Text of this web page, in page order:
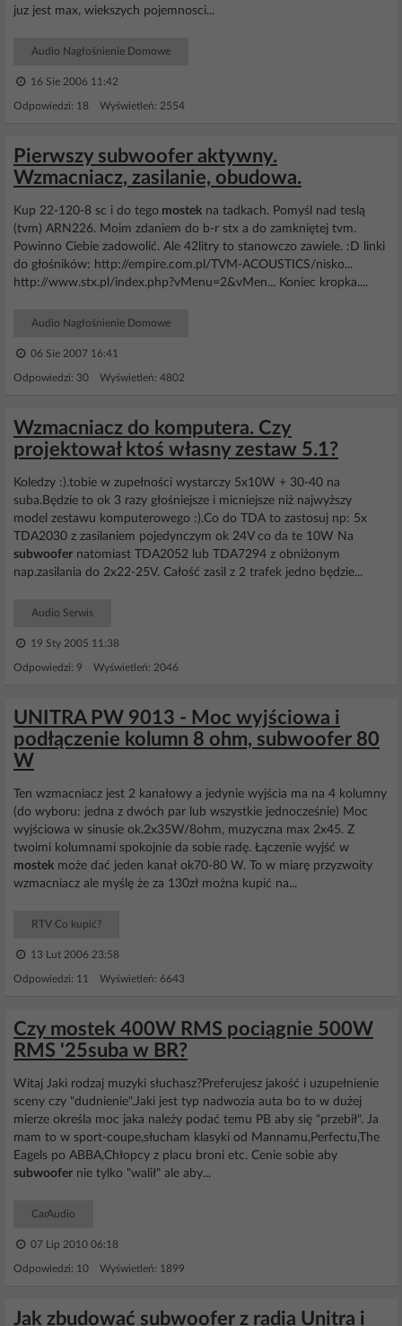
juz jest max, wiekszych pojemnosci...
Audio Nagłośnienie Domowe
16 Sie 2006 11:42
Odpowiedzi: 18 Wyświetleń: 2554
Pierwszy subwoofer aktywny.
Wzmacniacz, zasilanie, obudowa.
Kup 22-120-8 sc i do tego mostek na tadkach. Pomyśl nad teslą
(tvm) ARN226. Moim zdaniem do b-r stx a do zamkniętej tvm.
Powinno Ciebie zadowolić. Ale 42litry to stanowczo zawiele. :D linki
do głośników: http://empire.com.pl/TVM-ACOUSTICS/nisko...
http://www.stx.pl/index.php?vMenu=2&vMen... Koniec kropka....
Audio Nagłośnienie Domowe
06 Sie 2007 16:41
Odpowiedzi: 30 Wyświetleń: 4802
Wzmacniacz do komputera. Czy
projektował ktoś własny zestaw 5.1?
Koledzy :).tobie w zupełności wystarczy 5x10W + 30-40 na
suba.Będzie to ok 3 razy głośniejsze i micniejsze niż najwyższy
model zestawu komputerowego :).Co do TDA to zastosuj np: 5x
TDA2030 z zasilaniem pojedynczym ok 24V co da te 10W Na
subwoofer natomiast TDA2052 lub TDA7294 z obniżonym
nap.zasilania do 2x22-25V. Całość zasil z 2 trafek jedno będzie...
Audio Serwis
19 Sty 2005 11:38
Odpowiedzi: 9 Wyświetleń: 2046
UNITRA PW 9013 - Moc wyjściowa i
podłączenie kolumn 8 ohm, subwoofer 80
W
Ten wzmacniacz jest 2 kanałowy a jedynie wyjścia ma na 4 kolumny
(do wyboru: jedna z dwóch par lub wszystkie jednocześnie) Moc
wyjściowa w sinusie ok.2x35W/8ohm, muzyczna max 2x45. Z
twoimi kolumnami spokojnie da sobie radę. Łączenie wyjść w
mostek może dać jeden kanał ok70-80 W. To w miarę przyzwoity
wzmacniacz ale myślę że za 130zł można kupić na...
RTV Co kupić?
13 Lut 2006 23:58
Odpowiedzi: 11 Wyświetleń: 6643
Czy mostek 400W RMS pociągnie 500W
RMS '25suba w BR?
Witaj Jaki rodzaj muzyki słuchasz?Preferujesz jakość i uzupełnienie
sceny czy "dudnienie".Jaki jest typ nadwozia auta bo to w dużej
mierze określa moc jaka należy podać temu PB aby się "przebił". Ja
mam to w sport-coupe,słucham klasyki od Mannamu,Perfectu,The
Eagels po ABBA,Chłopcy z placu broni etc. Cenie sobie aby
subwoofer nie tylko "walił" ale aby...
CarAudio
07 Lip 2010 06:18
Odpowiedzi: 10 Wyświetleń: 1899
Jak zbudować subwoofer z radia Unitra i